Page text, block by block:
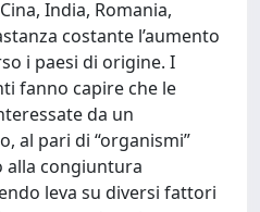
India, Romania,
costante l’aumento
i paesi di origine. I
fanno capire che le
da un
al pari di “organismi”
alla congiuntura
leva su diversi fattori